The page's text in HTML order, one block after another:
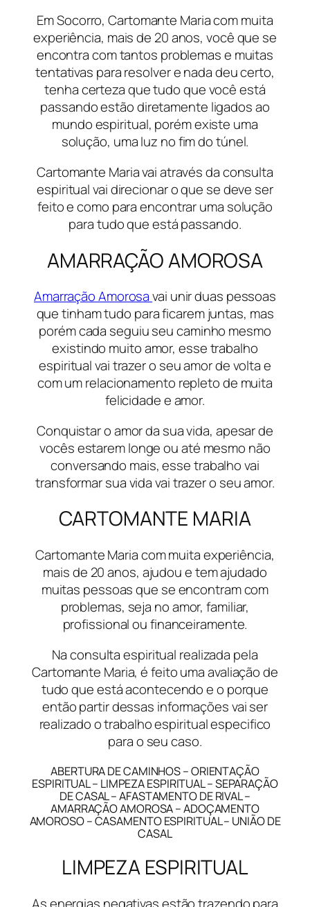
Em Socorro, Cartomante Maria com muita
experiência, mais de 20 anos, você que se
encontra com tantos problemas e muitas
tentativas para resolver e nada deu certo,
tenha certeza que tudo que você está
passando estão diretamente ligados ao
mundo espiritual, porém existe uma
solução, uma luz no fim do túnel.
Cartomante Maria vai através da consulta
espiritual vai direcionar o que se deve ser
feito e como para encontrar uma solução
para tudo que está passando.
AMARRAÇÃO AMOROSA
Amarração Amorosavai unir duas pessoas
que tinham tudo para ficarem juntas, mas
porém cada seguiu seu caminho mesmo
existindo muito amor, esse trabalho
espiritual vai trazer o seu amor de volta e
com um relacionamento repleto de muita
felicidade e amor.
Conquistar o amor da sua vida, apesar de
vocês estarem longe ou até mesmo não
conversando mais, esse trabalho vai
transformar sua vida vai trazer o seu amor.
CARTOMANTE MARIA
Cartomante Maria com muita experiência,
mais de 20 anos, ajudou e tem ajudado
muitas pessoas que se encontram com
problemas, seja no amor, familiar,
profissional ou financeiramente.
Na consulta espiritual realizada pela
Cartomante Maria, é feito uma avaliação de
tudo que está acontecendo e o porque
então partir dessas informações vai ser
realizado o trabalho espiritual especifico
para o seu caso.
ABERTURA DE CAMINHOS – ORIENTAÇÃO
ESPIRITUAL – LIMPEZA ESPIRITUAL – SEPARAÇÃO
DE CASAL – AFASTAMENTO DE RIVAL –
AMARRAÇÃO AMOROSA – ADOÇAMENTO
AMOROSO – CASAMENTO ESPIRITUAL – UNIÃO DE
CASAL
LIMPEZA ESPIRITUAL
As energias negativas estão trazendo para